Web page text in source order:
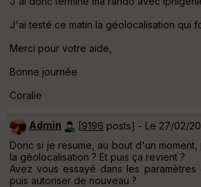
J'ai testé ce matin la géolocalisation qui
Merci pour votre aide,
Bonne journée
Coralie
Admin [9196 posts] - Le 27/02/
Donc si je resume, au bout d'un
la géolocalisation ? Et puis ça revient ?
Avez vous essayé dans les
puis autoriser de nouveau ?